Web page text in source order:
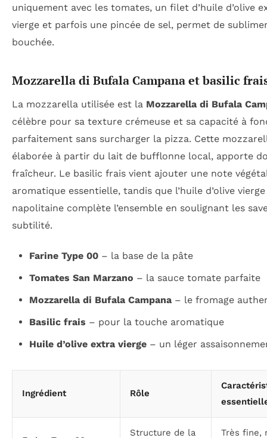
uniquement avec les tomates, un filet d’huile d’olive
vierge et parfois une pincée de sel, permet de
bouchée.
Mozzarella di Bufala Campana et basilic
La mozzarella utilisée est la Mozzarella di Bufala
célèbre pour sa texture crémeuse et sa capacité à
parfaitement sans surcharger la pizza. Cette
élaborée à partir du lait de bufflonne local, apporte
fraîcheur. Le basilic frais vient ajouter une note
aromatique essentielle, tandis que l’huile d’olive
napolitaine complète l’ensemble en soulignant les
subtilité.
Farine Type 00– la base de la pâte
Tomates San Marzano – la sauce tomate parfaite
Mozzarella di Bufala Campana– le fromage
Basilic frais – pour la touche aromatique
Huile d’olive extra vierge– un léger
Ingrédient Rôle
Structure de la Très fine,